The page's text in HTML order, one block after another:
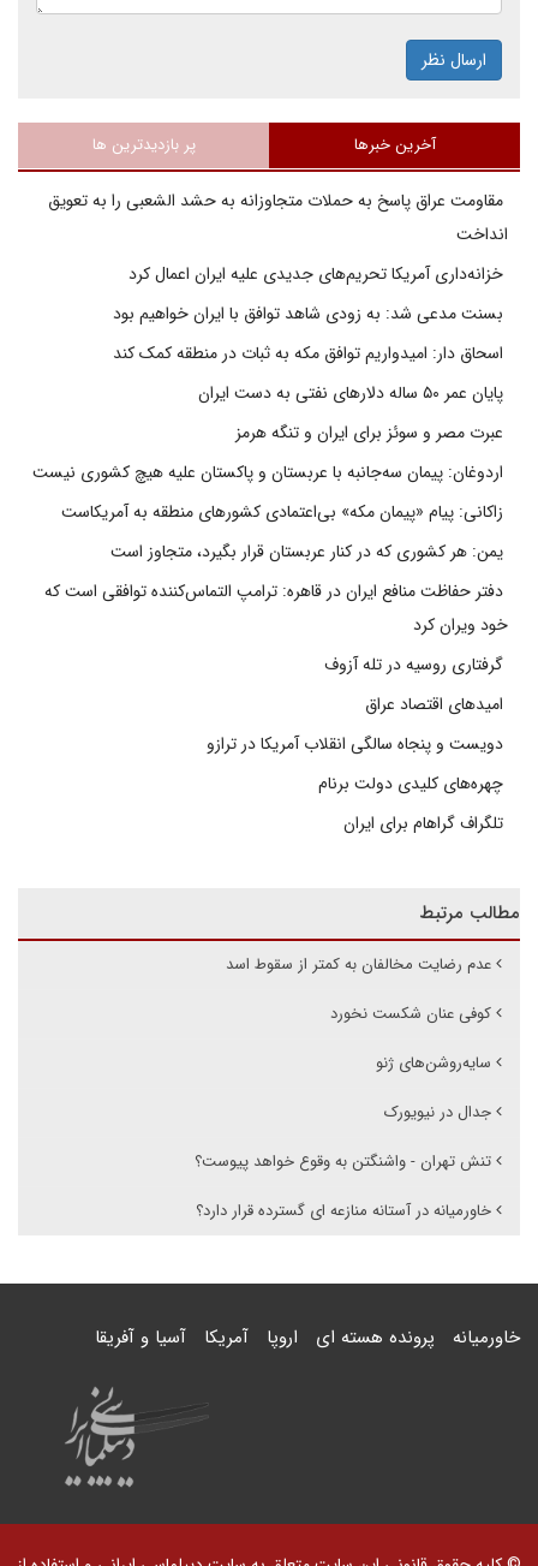
ارسال نظر
آخرین خبرها پر بازدیدترین ها
مقاومت عراق پاسخ به حملات متجاوزانه به حشد الشعبی را به تعویق
انداخت
خزانه‌داری آمریکا تحریم‌های جدیدی علیه ایران اعمال کرد
بسنت مدعی شد: به زودی شاهد توافق با ایران خواهیم بود
اسحاق دار: امیدواریم توافق مکه به ثبات در منطقه کمک کند
پایان عمر ۵۰ ساله دلارهای نفتی به دست ایران
عبرت مصر و سوئز برای ایران و تنگه هرمز
اردوغان: پیمان سه‌جانبه با عربستان و پاکستان علیه هیچ کشوری نیست
زاکانی: پیام «پیمان مکه» بی‌اعتمادی کشورهای منطقه به آمریکاست
یمن: هر کشوری که در کنار عربستان قرار بگیرد، متجاوز است
دفتر حفاظت منافع ایران در قاهره: ترامپ التماس‌کننده توافقی است که
خود ویران کرد
گرفتاری روسیه در تله آزوف
امیدهای اقتصاد عراق
دویست و پنجاه سالگی انقلاب آمریکا در ترازو
چهره‌های کلیدی دولت برنام
تلگراف گراهام برای ایران
مطالب مرتبط
عدم رضایت مخالفان به کمتر از سقوط اسد
کوفی عنان شکست نخورد
سایه‌روشن‌های ژنو
جدال در نیویورک
تنش تهران - واشنگتن به وقوع خواهد پیوست؟
خاورمیانه در آستانه منازعه ای گسترده قرار دارد؟
خاورمیانه پرونده هسته ای اروپا آمریکا آسیا و آفریقا